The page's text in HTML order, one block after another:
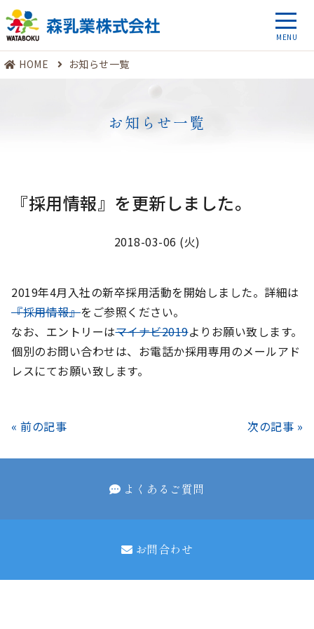
HOME お知らせ一覧
お知らせ一覧
『採用情報』を更新しました。
2018-03-06 (火)
2019年4月入社の新卒採用活動を開始しました。詳細は
『採用情報』をご参照ください。
なお、エントリーはマイナビ2019よりお願い致します。
個別のお問い合わせは、お電話か採用専用のメールアド
レスにてお願い致します。
« 前の記事 次の記事 »
よくあるご質問
お問合わせ